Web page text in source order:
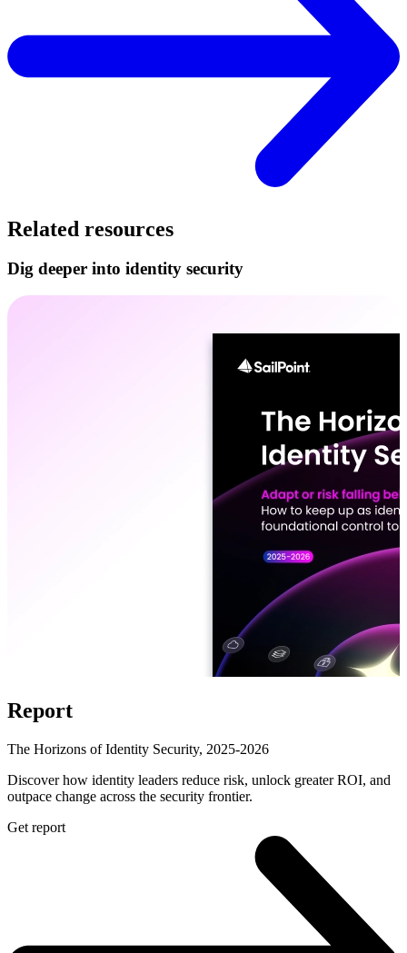
Related resources
Dig deeper into identity security
Report
The Horizons of Identity Security, 2025-2026
Discover how identity leaders reduce risk, unlock greater ROI, and
outpace change across the security frontier.
Get report